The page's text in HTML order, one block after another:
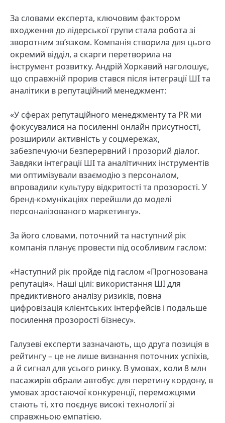
За словами експерта, ключовим фактором
входження до лідерської групи стала робота зі
зворотним зв’язком. Компанія створила для цього
окремий відділ, а скарги перетворила на
інструмент розвитку. Андрій Хоркавий наголошує,
що справжній прорив стався після інтеграції ШІ та
аналітики в репутаційний менеджмент:
«У сферах репутаційного менеджменту та PR ми
фокусувалися на посиленні онлайн присутності,
розширили активність у соцмережах,
забезпечуючи безперервний і прозорий діалог.
Завдяки інтеграції ШІ та аналітичних інструментів
ми оптимізували взаємодію з персоналом,
впровадили культуру відкритості та прозорості. У
бренд-комунікаціях перейшли до моделі
персоналізованого маркетингу».
За його словами, поточний та наступний рік
компанія планує провести під особливим гаслом:
«Наступний рік пройде під гаслом «Прогнозована
репутація». Наші цілі: використання ШІ для
предиктивного аналізу ризиків, повна
цифровізація клієнтських інтерфейсів і подальше
посилення прозорості бізнесу».
Галузеві експерти зазначають, що друга позиція в
рейтингу – це не лише визнання поточних успіхів,
а й сигнал для усього ринку. В умовах, коли 8 млн
пасажирів обрали автобус для перетину кордону, в
умовах зростаючої конкуренції, переможцями
стають ті, хто поєднує високі технології зі
справжньою емпатією.